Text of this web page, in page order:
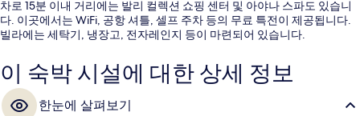
차로 15분 이내 거리에는 발리 컬렉션 쇼핑 센터 및 아야나 스파도 있습니
다. 이곳에서는 WiFi, 공항 셔틀, 셀프 주차 등의 무료 특전이 제공됩니다.
빌라에는 세탁기, 냉장고, 전자레인지 등이 마련되어 있습니다.
이 숙박 시설에 대한 상세 정보
한눈에 살펴보기